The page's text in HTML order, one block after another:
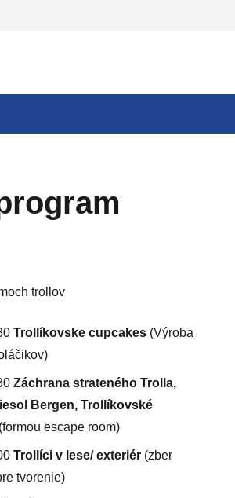
trollov
Trollíkovske cupcakes (Výroba
Záchrana strateného Trolla,
Bergen, Trollíkovské
(formou escape room)
Trollíci v lese/ exteriér (zber
tvorenie)